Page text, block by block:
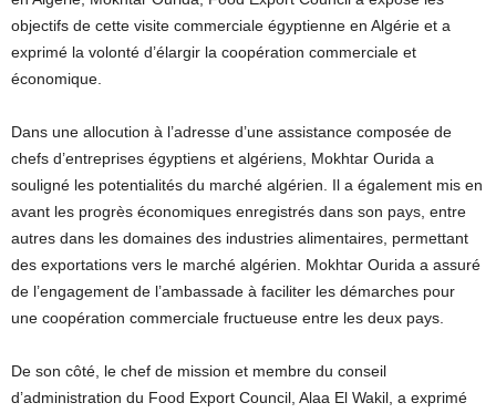
objectifs de cette visite commerciale égyptienne en Algérie et a
exprimé la volonté d’élargir la coopération commerciale et
économique.
Dans une allocution à l’adresse d’une assistance composée de
chefs d’entreprises égyptiens et algériens, Mokhtar Ourida a
souligné les potentialités du marché algérien. Il a également mis en
avant les progrès économiques enregistrés dans son pays, entre
autres dans les domaines des industries alimentaires, permettant
des exportations vers le marché algérien. Mokhtar Ourida a assuré
de l’engagement de l’ambassade à faciliter les démarches pour
une coopération commerciale fructueuse entre les deux pays.
De son côté, le chef de mission et membre du conseil
d’administration du Food Export Council, Alaa El Wakil, a exprimé